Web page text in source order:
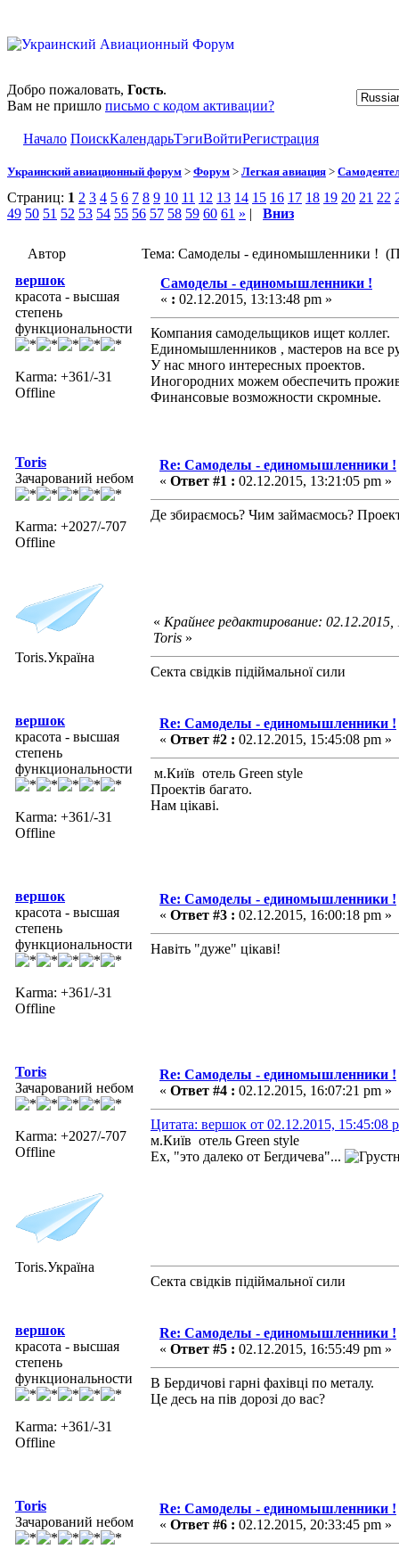
Добро пожаловать, Гость.
Вам не пришло письмо с кодом активации?
Начало ПоискКалендарьТэгиВойтиРегистрация
Украинский авиационный форум > Форум > Легкая авиация >
Страниц: 1 2 3 4 5 6 7 8 9 10 11 12 13 14 15 16 17 18 19 20 21 22
49 50 51 52 53 54 55 56 57 58 59 60 61 » | Вниз
Автор
Тема: Самоделы - единомышленники !
вершок
красота - высшая
степень
функциональности
Karma: +361/-31
Offline
Самоделы - единомышленники !
« : 02.12.2015, 13:13:48 pm »
Компания самодельщиков ищет коллег.
Единомышленников , мастеров на все
У нас много интересных проектов.
Иногородних можем обеспечить
Финансовые возможности скромные.
Toris
Зачарований небом
Karma: +2027/-707
Offline
Toris.Україна
Re: Самоделы - единомышленники !
« Ответ #1 : 02.12.2015, 13:21:05 pm »
Де збираємось? Чим займаємось?
« Крайнее редактирование:
Toris »
Секта свідків підіймальної сили
вершок
красота - высшая
степень
функциональности
Karma: +361/-31
Offline
Re: Самоделы - единомышленники !
« Ответ #2 : 02.12.2015, 15:45:08 pm »
м.Київ отель Green style
Проектів багато.
Нам цікаві.
вершок
красота - высшая
степень
функциональности
Karma: +361/-31
Offline
Re: Самоделы - единомышленники !
« Ответ #3 : 02.12.2015, 16:00:18 pm »
Навіть "дуже" цікаві!
Toris
Зачарований небом
Karma: +2027/-707
Offline
Toris.Україна
Re: Самоделы - единомышленники !
« Ответ #4 : 02.12.2015, 16:07:21 pm »
Цитата: вершок от 02.12.2015, 15:45:08
м.Київ отель Green style
Ех, "это далеко от Беrдичева"...
Секта свідків підіймальної сили
вершок
красота - высшая
степень
функциональности
Karma: +361/-31
Offline
Re: Самоделы - единомышленники !
« Ответ #5 : 02.12.2015, 16:55:49 pm »
В Бердичові гарні фахівці по металу.
Це десь на пів дорозі до вас?
Toris
Зачарований небом
Re: Самоделы - единомышленники !
« Ответ #6 : 02.12.2015, 20:33:45 pm »